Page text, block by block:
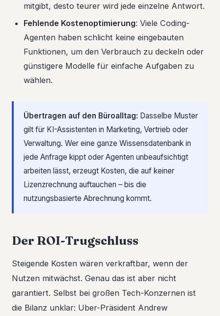
mitgibt, desto teurer wird jede einzelne Antwort.
Fehlende Kostenoptimierung: Viele Coding-
Agenten haben schlicht keine eingebauten
Funktionen, um den Verbrauch zu deckeln oder
günstigere Modelle für einfache Aufgaben zu
wählen.
Übertragen auf den Büroalltag: Dasselbe Muster
gilt für KI-Assistenten in Marketing, Vertrieb oder
Verwaltung. Wer eine ganze Wissensdatenbank in
jede Anfrage kippt oder Agenten unbeaufsichtigt
arbeiten lässt, erzeugt Kosten, die auf keiner
Lizenzrechnung auftauchen – bis die
nutzungsbasierte Abrechnung kommt.
Der ROI-Trugschluss
Steigende Kosten wären verkraftbar, wenn der
Nutzen mitwächst. Genau das ist aber nicht
garantiert. Selbst bei großen Tech-Konzernen ist
die Bilanz unklar: Uber-Präsident Andrew